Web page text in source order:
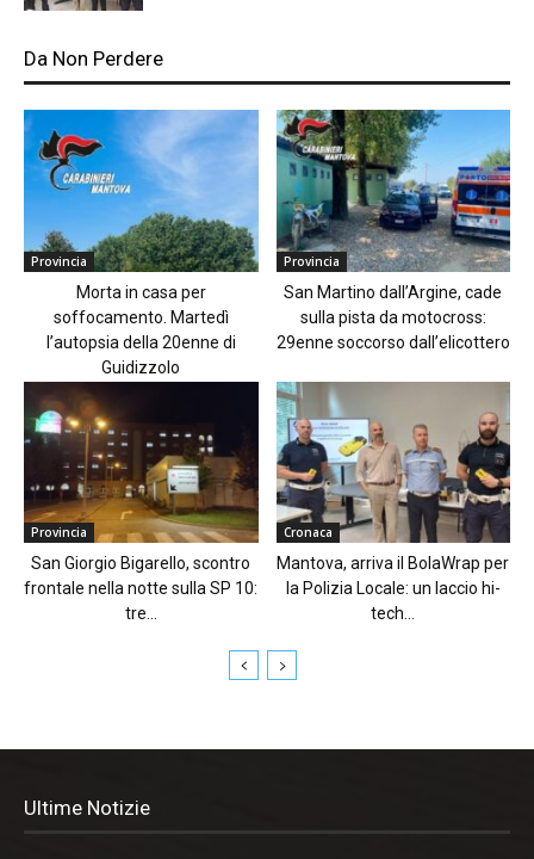
Da Non Perdere
Provincia
Morta in casa per
soffocamento. Martedì
l’autopsia della 20enne di
Guidizzolo
Provincia
San Martino dall’Argine, cade
sulla pista da motocross:
29enne soccorso dall’elicottero
Provincia
San Giorgio Bigarello, scontro
frontale nella notte sulla SP 10:
tre...
Cronaca
Mantova, arriva il BolaWrap per
la Polizia Locale: un laccio hi-
tech...
Ultime Notizie